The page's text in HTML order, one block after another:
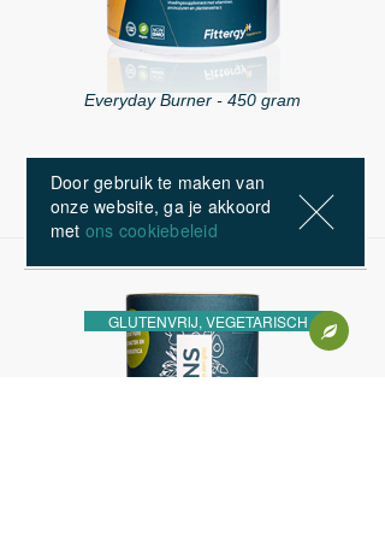
Everyday Burner - 450 gram
€ 42,99
GLUTENVRIJ, VEGETARISCH
Door gebruik te maken van
onze website, ga je akkoord
met ons cookiebeleid